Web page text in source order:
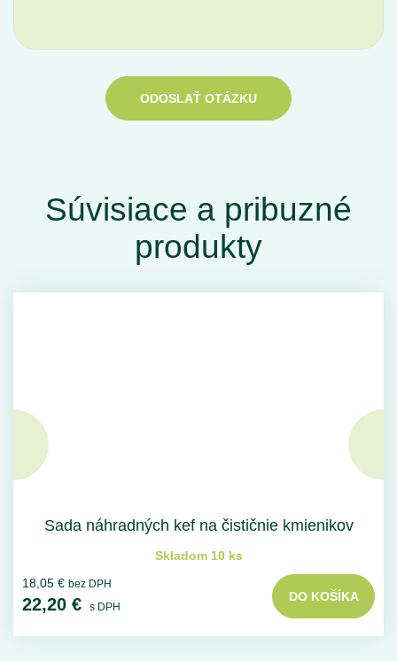
ODOSLAŤ OTÁZKU
Súvisiace a pribuzné
produkty
Sada náhradných kef na čističnie kmienikov
Skladom 10 ks
18,05 € bez DPH
22,20 € s DPH
DO KOŠÍKA